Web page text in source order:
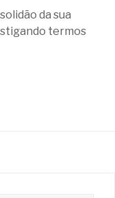
da sua
termos